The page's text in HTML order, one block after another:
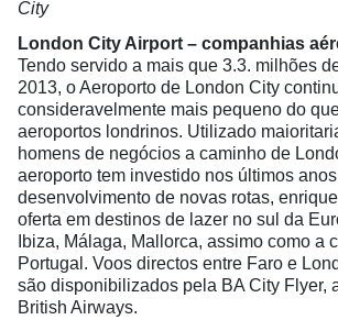
City
London City Airport – companhias
Tendo servido a mais que 3.3. milhões
2013, o Aeroporto de London City
consideravelmente mais pequeno do
aeroportos londrinos. Utilizado
homens de negócios a caminho de
aeroporto tem investido nos últimos
desenvolvimento de novas rotas,
oferta em destinos de lazer no sul da
Ibiza, Málaga, Mallorca, assimo como a
Portugal. Voos directos entre Faro e
são disponibilizados pela BA City Flyer,
British Airways.